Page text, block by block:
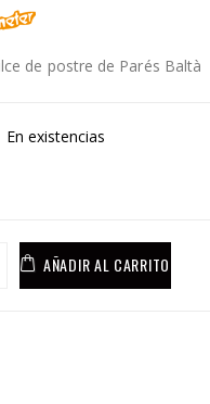
de postre de Parés Baltà
En existencias
AÑADIR AL CARRITO